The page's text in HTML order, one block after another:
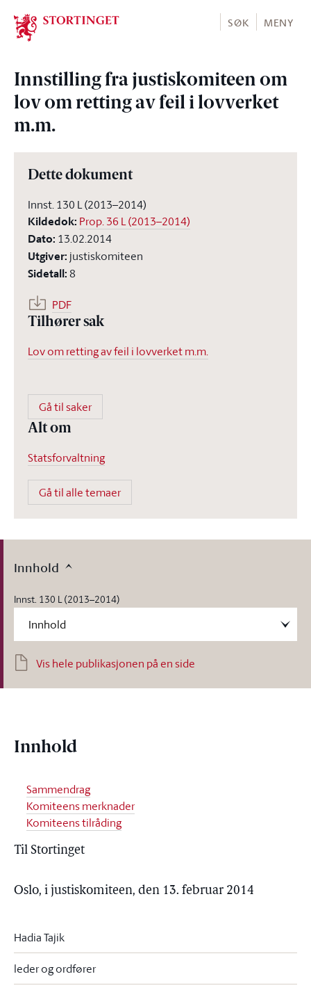
Stortinget.no
SØK MENY
Innstilling fra justiskomiteen om
lov om retting av feil i lovverket
m.m.
Dette dokument
Innst. 130 L (2013–2014)
Kildedok: Prop. 36 L (2013–2014)
Dato: 13.02.2014
Utgiver: justiskomiteen
Sidetall:8
PDF
Tilhører sak
Lov om retting av feil i lovverket m.m.
Gå til saker
Alt om
Statsforvaltning
Gå til alle temaer
Innhold
Innst. 130 L (2013–2014)
Vis hele publikasjonen på en side
Innhold
Sammendrag
Komiteens merknader
Komiteens tilråding
Til Stortinget
Oslo, i justiskomiteen, den 13. februar 2014
Hadia Tajik
leder og ordfører